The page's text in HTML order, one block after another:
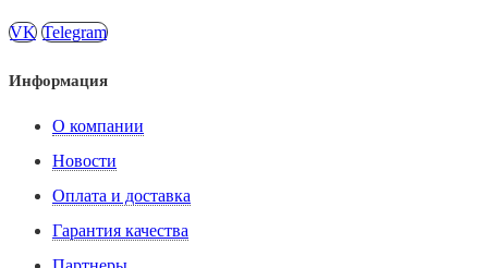
VK Telegram
Информация
О компании
Новости
Оплата и доставка
Гарантия качества